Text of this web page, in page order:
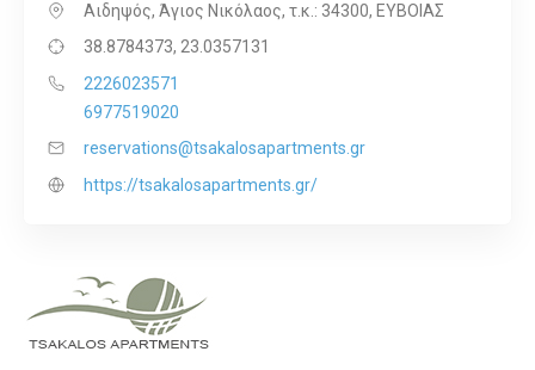
Αιδηψός, Άγιος Νικόλαος, τ.κ.: 34300, ΕΥΒΟΙΑΣ
38.8784373, 23.0357131
2226023571
6977519020
reservations@tsakalosapartments.gr
https://tsakalosapartments.gr/